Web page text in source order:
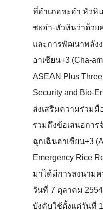
ที่อำเภอชะอำ หัวหิ
ชะอำ-หัวหินว่าด้ว
และการพัฒนาพลัง
อาเซียน+3 (Cha-
ASEAN Plus
Security and Bio-
ส่งเสริมความร่วม
รวมถึงข้อเสนอการ
ฉุกเฉินอาเซียน+3
Emergency Rice
มาได้มีการลงนามค
วันที่ 7 ตุลาคม
บังคับใช้ตั้งแต่วันที่